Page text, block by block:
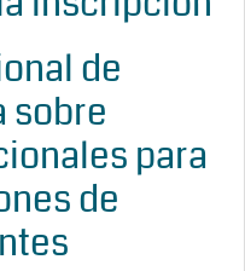
de
sobre
para
de